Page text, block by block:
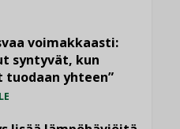
voimakkaasti:
syntyvät, kun
yhteen”